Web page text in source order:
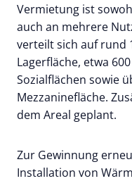
Vermietung ist
auch an mehrere
verteilt sich auf rund
Lagerfläche, etwa
Sozialflächen sowie
Mezzaninefläche.
dem Areal geplant.
Zur Gewinnung
Installation von